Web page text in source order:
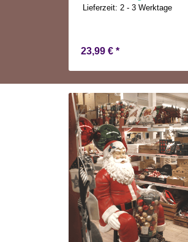
Lieferzeit:2 - 3 Werktage
23,99 € *